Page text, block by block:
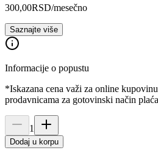
300,00RSD/mesečno
Saznajte više
Informacije o popustu
*Iskazana cena važi za online
prodavnicama za gotovinski način
1
Dodaj u korpu